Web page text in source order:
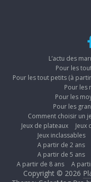
L’actu des
Pour les
Pour les tout petits (à
Pour les
Pour les
Pour les
Comment choisir un
Jeux de plateaux
Jeux
Jeux inclassables
A partir de 2 ans
A partir de 5 ans
A partir de 8 ans
A
Copyright © 2026